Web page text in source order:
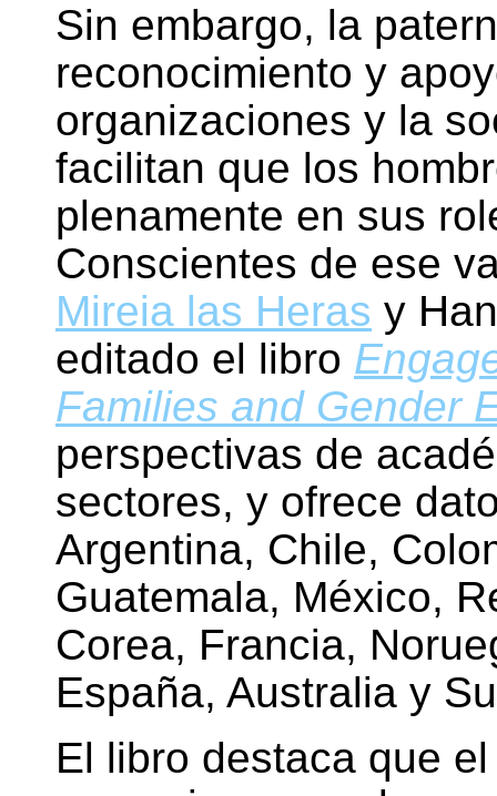
Sin embargo, la
reconocimiento y
organizaciones y la
facilitan que los
plenamente en sus
Conscientes de ese
Mireia las Heras y
editado el libro
Families and Gender
perspectivas de
sectores, y ofrece
Argentina, Chile,
Guatemala, México,
Corea, Francia,
España, Australia y
El libro destaca que